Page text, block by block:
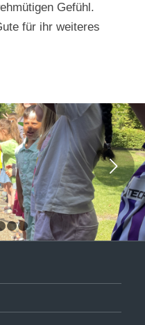
Gefühl.
für ihr weiteres
1 2 3 4 5 6 7